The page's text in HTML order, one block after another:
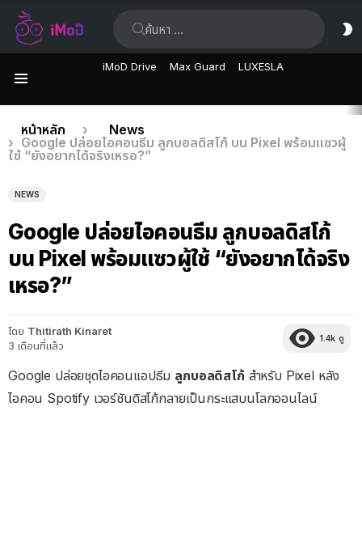
iMoD Drive Max Guard LUXESLA
เรื่อง
ล่าสุด
คุณอยู่ที่นี่:
หน้าหลัก
News
Google ปล่อยไอคอนธีม ลูกบอลดิสโก้ บน Pixel พร้อมแซวผู้
ใช้ “ยังอยากได้จริงเหรอ?”
NEWS
Google ปล่อยไอคอนธีม ลูกบอลดิสโก้
บน Pixel พร้อมแซวผู้ใช้ “ยังอยากได้จริง
เหรอ?”
โดย Thitirath Kinaret
3 เดือนที่แล้ว
1.4k ดู
Google ปล่อยชุดไอคอนแอปธีม ลูกบอลดิสโก้ สำหรับ Pixel หลัง
ไอคอน Spotify เวอร์ชันดิสโก้กลายเป็นกระแสบนโลกออนไลน์